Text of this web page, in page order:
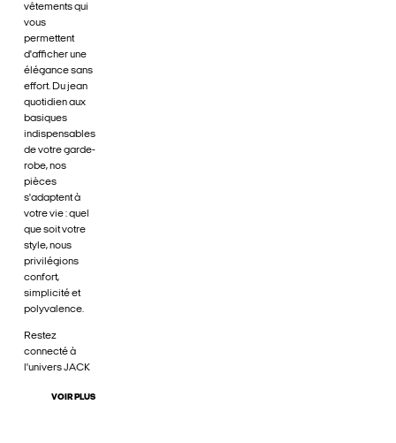
vêtements qui
vous
permettent
d'afficher une
élégance sans
effort. Du jean
quotidien aux
basiques
indispensables
de votre garde-
robe, nos
pièces
s'adaptent à
votre vie : quel
que soit votre
style, nous
privilégions
confort,
simplicité et
polyvalence.
Restez
connecté à
l'univers JACK
VOIR PLUS